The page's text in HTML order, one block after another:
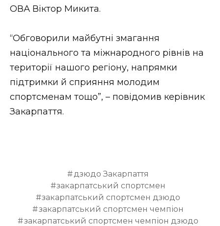
ОВА Віктор Микита.
“Обговорили майбутні змагання
національного та міжнародного рівнів на
території нашого регіону, напрямки
підтримки й сприяння молодим
спортсменам тощо”, – повідомив керівник
Закарпаття.
дзюдо Закарпаття
закарпатський спортсмен
закарпатський спортсмен дзюдо
закарпатський спортсмен чемпіон
закарпатський спортсмен чемпіон дзюдо